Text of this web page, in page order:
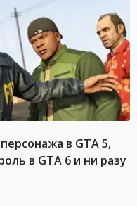
в GTA 5,
в GTA 6 и ни разу